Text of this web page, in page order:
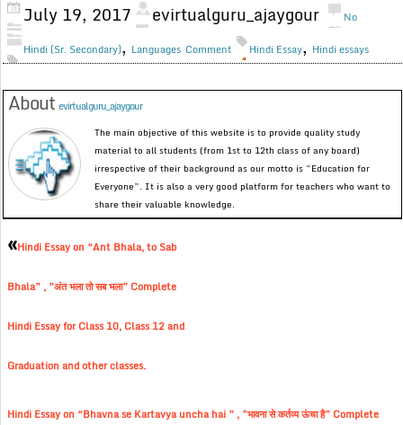
July 19, 2017 evirtualguru_ajaygour
Hindi (Sr. Secondary), Languages
No
Comment
Hindi Essay, Hindi essays
Aboutevirtualguru_ajaygour
The main objective of this website is to provide quality study
material to all students (from 1st to 12th class of any board)
irrespective of their background as our motto is “Education for
Everyone”. It is also a very good platform for teachers who want to
share their valuable knowledge.
«Hindi Essay on “Ant Bhala, to Sab
Bhala” , ”अंत भला तो सब भला” Complete
Hindi Essay for Class 10, Class 12 and
Graduation and other classes.
Hindi Essay on “Bhavna se Kartavya uncha hai ” , ”भावना से कर्तव्य ऊंचा है” Complete